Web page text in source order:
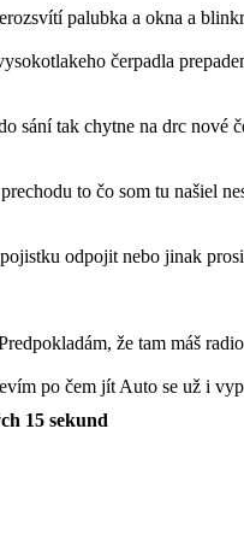
palubka a okna a
čerpadla
sání tak chytne na drc nové
to čo som tu našiel
odpojit nebo jinak
že tam máš
po čem jít Auto se už i
přerušovaný ton. Vědel
zpětné zrcátko manuální za
15 sekund